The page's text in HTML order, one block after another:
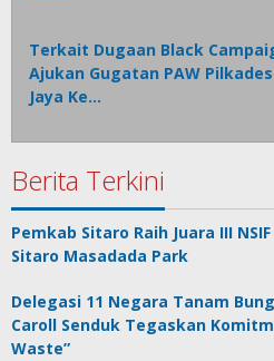
Terkait Dugaan Black
Ajukan Gugatan PAW
Jaya Ke…
Berita Terkini
Pemkab Sitaro Raih Juara III
Sitaro Masadada Park
Delegasi 11 Negara Tanam
Caroll Senduk Tegaskan
Waste”